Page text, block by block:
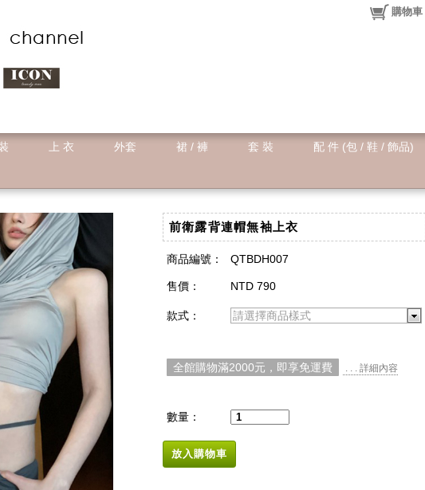
購物車
上 衣 外套 裙 / 褲 套 裝 配 件 (包 / 鞋 / 飾品)
前衛露背連帽無袖上衣
商品編號： QTBDH007
售價： NTD 790
款式： 請選擇商品樣式
全館購物滿2000元，即享免運費 . . . 詳細內容
數量：
放入購物車